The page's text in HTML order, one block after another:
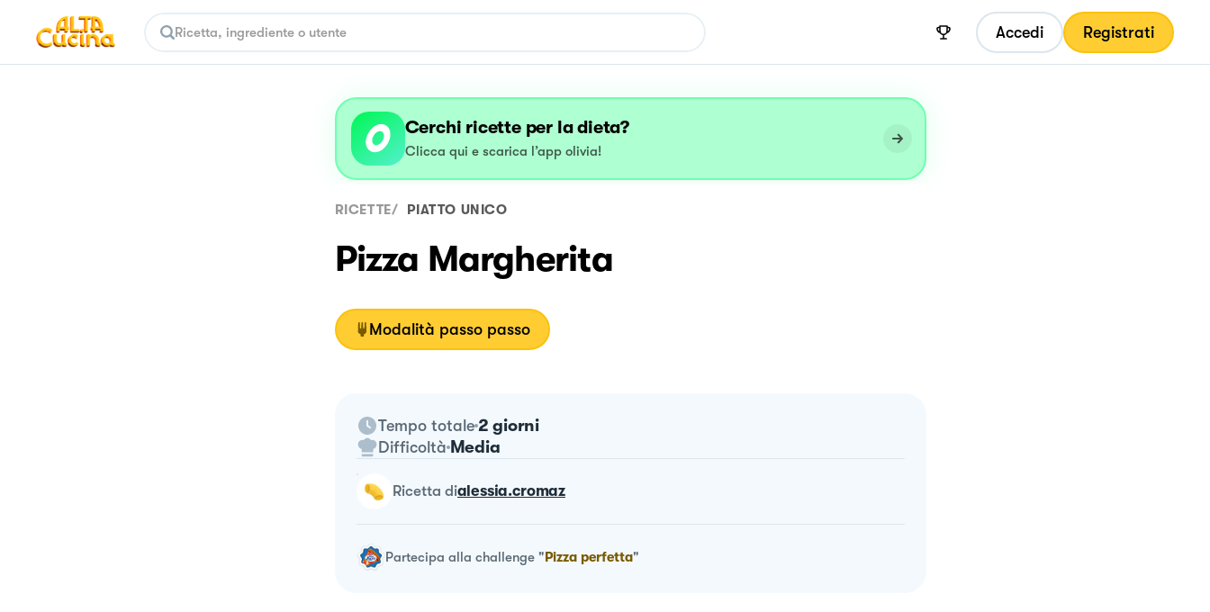
Accedi Registrati
Cerchi ricette per la dieta?
Clicca qui e scarica l’app olivia!
RICETTE/ PIATTO UNICO
Pizza Margherita
Modalità passo passo
Tempo totale 2 giorni
Difficoltà Media
ricetta dialessia.cromaz
Partecipa alla challenge"Pizza perfetta"